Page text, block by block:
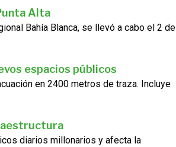
Alta
Bahía Blanca, se llevó a cabo el 2 de
espacios públicos
en 2400 metros de traza. Incluye
diarios millonarios y afecta la